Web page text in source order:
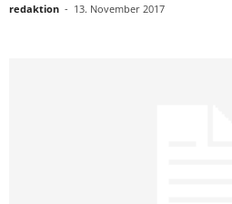
redaktion - 13. November 2017